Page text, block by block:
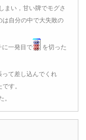
まい，甘い牌でモグさ
は自分の中で大失敗の
に一発目で
を切った
って差し込んでくれ
す。